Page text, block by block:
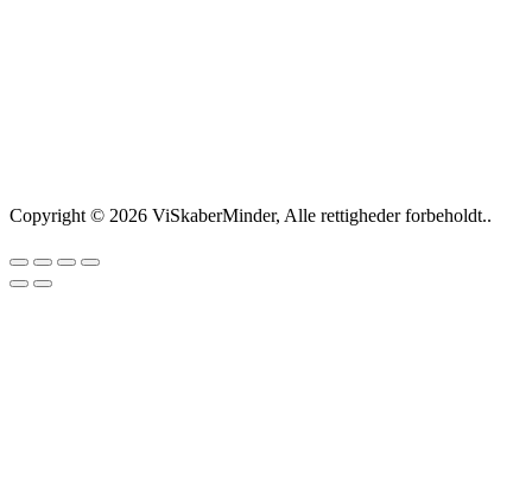
Copyright © 2026 ViSkaberMinder, Alle rettigheder forbeholdt..